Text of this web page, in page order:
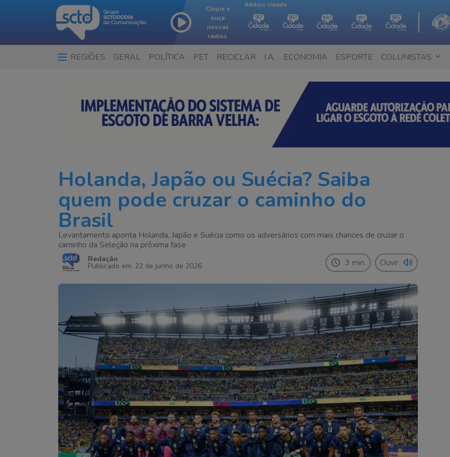
Clique e
ouça
nossas
rádios
Rádios cidade
REGIÕES GERAL POLÍTICA PET RECICLAR I.A. ECONOMIA ESPORTE COLUNISTAS
Holanda, Japão ou Suécia? Saiba
quem pode cruzar o caminho do
Brasil
Levantamento aponta Holanda, Japão e Suécia como os adversários com mais chances de cruzar o
caminho da Seleção na próxima fase
Redação
Publicado em: 22 de junho de 2026 3 min. Ouvir